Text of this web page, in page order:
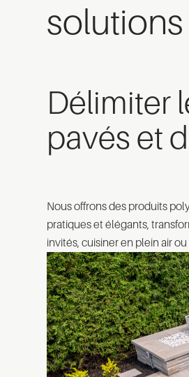
solutions
Délimiter
pavés et
Nous offrons des produits
pratiques et élégants,
invités, cuisiner en plein air